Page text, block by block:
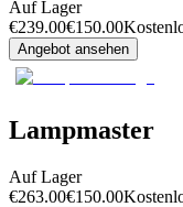
Auf Lager
€239.00€150.00
Angebot ansehen
Lampmaster
Auf Lager
€263.00€150.00